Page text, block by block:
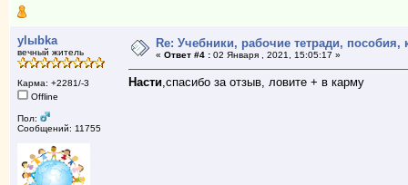
ylыbka
вечный житель
Карма: +2281/-3
Offline
Пол:
Сообщений: 11755
Re: Учебники, рабочие тетради,
« Ответ #4 :02 Января , 2021, 15:05:17 »
Насти,спасибо за отзыв, ловите + в карму